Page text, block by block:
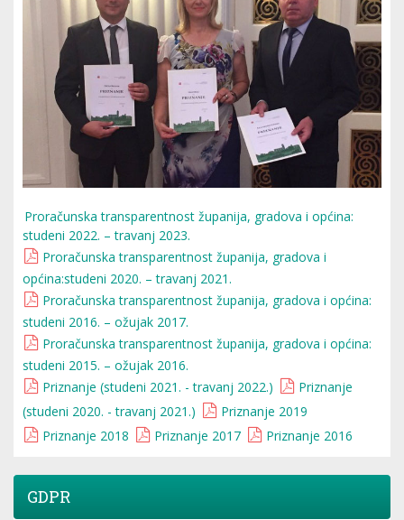
Proračunska transparentnost županija, gradova i općina:
studeni 2022. – travanj 2023.
Proračunska transparentnost županija, gradova i
općina:studeni 2020. – travanj 2021.
Proračunska transparentnost županija, gradova i općina:
studeni 2016. – ožujak 2017.
Proračunska transparentnost županija, gradova i općina:
studeni 2015. – ožujak 2016.
Priznanje (studeni 2021. - travanj 2022.)
Priznanje
(studeni 2020. - travanj 2021.)
Priznanje 2019
Priznanje 2018
Priznanje 2017 Priznanje 2016
GDPR